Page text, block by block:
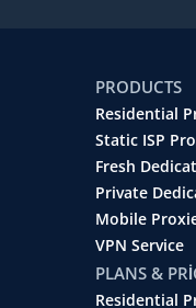
PRODUCTS
Residential
Static ISP
Fresh
Private
Mobile
VPN Service
PLANS &
Residential